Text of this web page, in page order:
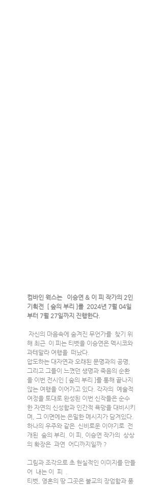
컴바인 웍스는   이승연 & 이 피 작가의 2인
기획전  [ 숲의 부리 ]를  2024년 7월 04일
부터 7월 27일까지 진행한다.
자신의 마음속에 숨겨진 무언가를  찾기 위
해 최근  이 피는 티벳을 이승연은 멕시코와
과테말라 여행을  떠났다.
압도하는 대자연과 오래된 문명과의 공명,
그리고 그들이 느꼈던 생명과 죽음의 순환
을 이번 전시인 [ 숲의 부리 ]를 통해 끝나지
않는 여행을 이어가고 있다. 각자의  예술적
여정을 토대로 완성된 이번 신작들은 순수
한 자연의 신성함과 인간적 욕망을 대비시키
며, 그 이면에는 은밀한 메시지가 담겨있다.
하나의 우주와 같은  신비로운 이야기로  전
개된  숲의 부리. 이 피, 이승연 작가의  상상
의 확장은  과연  어디까지일까 ?
그림과 조각으로 초 현실적인 이미지를 만들
어  내는 이  피  .
티벳, 영혼의 땅 그곳은 불교의 장엄함과 풍